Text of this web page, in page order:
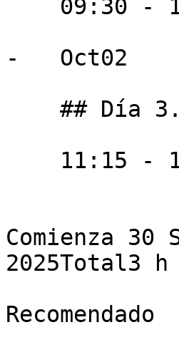
-   Oct02
Comienza 30
2025Total3 h
Recomendado